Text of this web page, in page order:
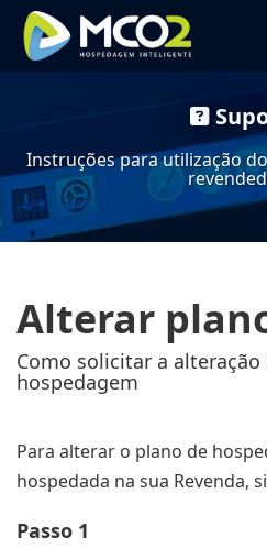
Instruções para utilização
Alterar
Como solicitar a
hospedagem
Para alterar o plano de
hospedada na sua Revenda,
Passo 1